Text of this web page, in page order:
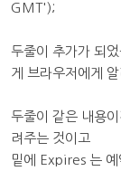
GMT');
두줄이 추가가 되
게 브라우저에게
두줄이 같은 내용
려주는 것이고
밑에 Expires 는 예